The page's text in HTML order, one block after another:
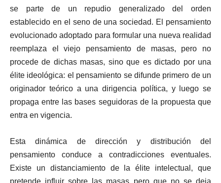
se parte de un repudio generalizado del orden
establecido en el seno de una sociedad. El pensamiento
evolucionado adoptado para formular una nueva realidad
reemplaza el viejo pensamiento de masas, pero no
procede de dichas masas, sino que es dictado por una
élite ideológica: el pensamiento se difunde primero de un
originador teórico a una dirigencia política, y luego se
propaga entre las bases seguidoras de la propuesta que
entra en vigencia.
Esta dinámica de dirección y distribución del
pensamiento conduce a contradicciones eventuales.
Existe un distanciamiento de la élite intelectual, que
pretende influir sobre las masas pero que no se deja